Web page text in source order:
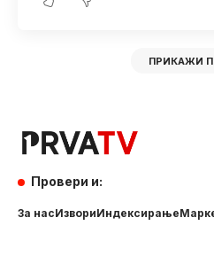
ПРИКАЖИ
Провери и:
За насИзвориИндексирање